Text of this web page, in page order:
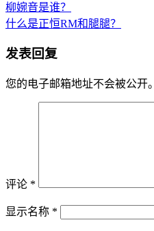
柳婉音是谁？
什么是正恒RM和腿腿？
发表回复
您的电子邮箱地址不会被公开。
评论 *
显示名称 *